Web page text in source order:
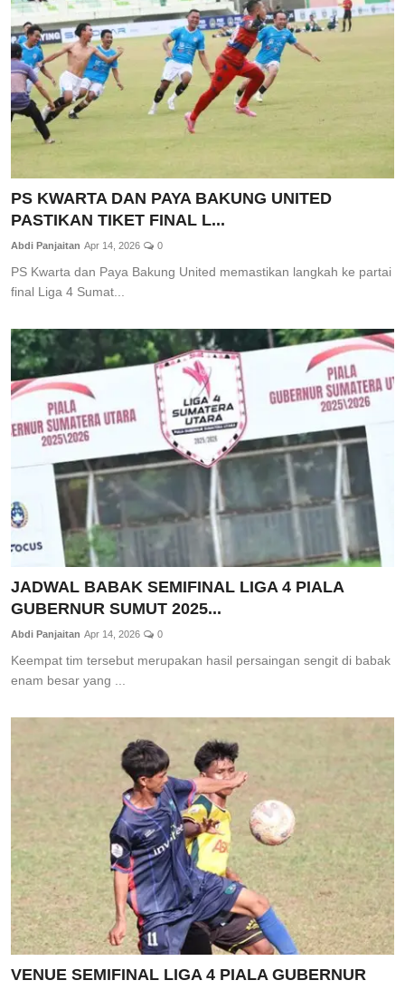
PS KWARTA DAN PAYA BAKUNG UNITED
PASTIKAN TIKET FINAL L...
Abdi Panjaitan Apr 14, 2026 0
PS Kwarta dan Paya Bakung United memastikan langkah ke partai
final Liga 4 Sumat...
JADWAL BABAK SEMIFINAL LIGA 4 PIALA
GUBERNUR SUMUT 2025...
Abdi Panjaitan Apr 14, 2026 0
Keempat tim tersebut merupakan hasil persaingan sengit di babak
enam besar yang ...
VENUE SEMIFINAL LIGA 4 PIALA GUBERNUR